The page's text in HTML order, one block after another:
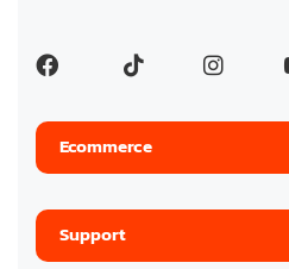
Ecommerce
Support